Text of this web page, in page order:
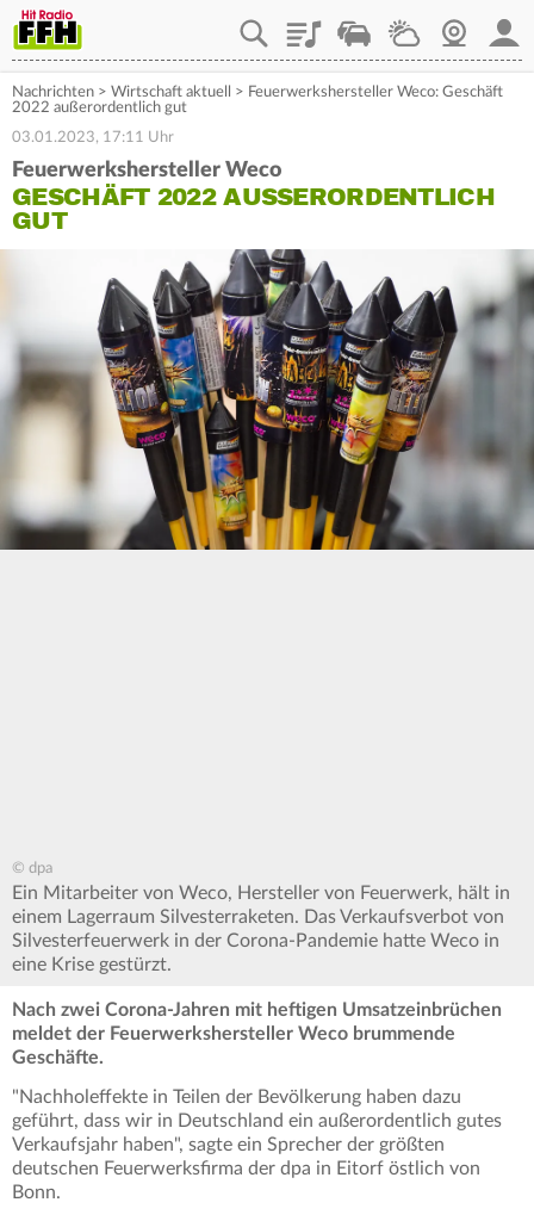
PlaylistStaupilotWetterWebcam
Nachrichten > Wirtschaft aktuell > Feuerwerkshersteller Weco: Geschäft
2022 außerordentlich gut
03.01.2023, 17:11 Uhr
Feuerwerkshersteller Weco
GESCHÄFT 2022 AUSSERORDENTLICH G
UT
© dpa
Ein Mitarbeiter von Weco, Hersteller von Feuerwerk, hält in
einem Lagerraum Silvesterraketen. Das Verkaufsverbot von
Silvesterfeuerwerk in der Corona-Pandemie hatte Weco in
eine Krise gestürzt.
Nach zwei Corona-Jahren mit heftigen Umsatzeinbrüchen
meldet der Feuerwerkshersteller Weco brummende
Geschäfte.
"Nachholeffekte in Teilen der Bevölkerung haben dazu
geführt, dass wir in Deutschland ein außerordentlich gutes
Verkaufsjahr haben", sagte ein Sprecher der größten
deutschen Feuerwerksfirma der dpa in Eitorf östlich von
Bonn.